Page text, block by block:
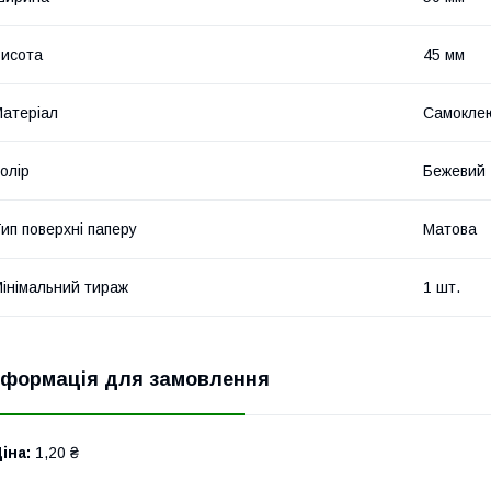
45 мм
Бежевий
поверхні паперу Матова
тираж 1 шт.
для замовлення
1,20 ₴